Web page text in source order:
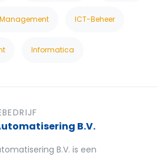
ICT-Beheer
Informatica
B.V.
B.V. is een